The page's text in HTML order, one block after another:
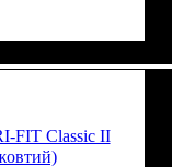
FIT Classic II